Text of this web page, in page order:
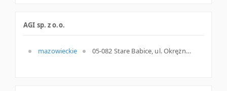
AGI sp. z o.o.
mazowieckie 05-082 Stare Babice, ul. Okrężna 11, mazowieckie